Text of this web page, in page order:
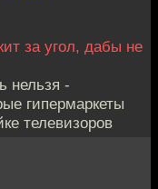
за угол, дабы не
нельзя -
гипермаркеты
телевизоров